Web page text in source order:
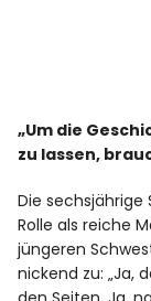
„Um die
zu lassen,
Die
Rolle als reiche
jüngeren
nickend zu: „Ja,